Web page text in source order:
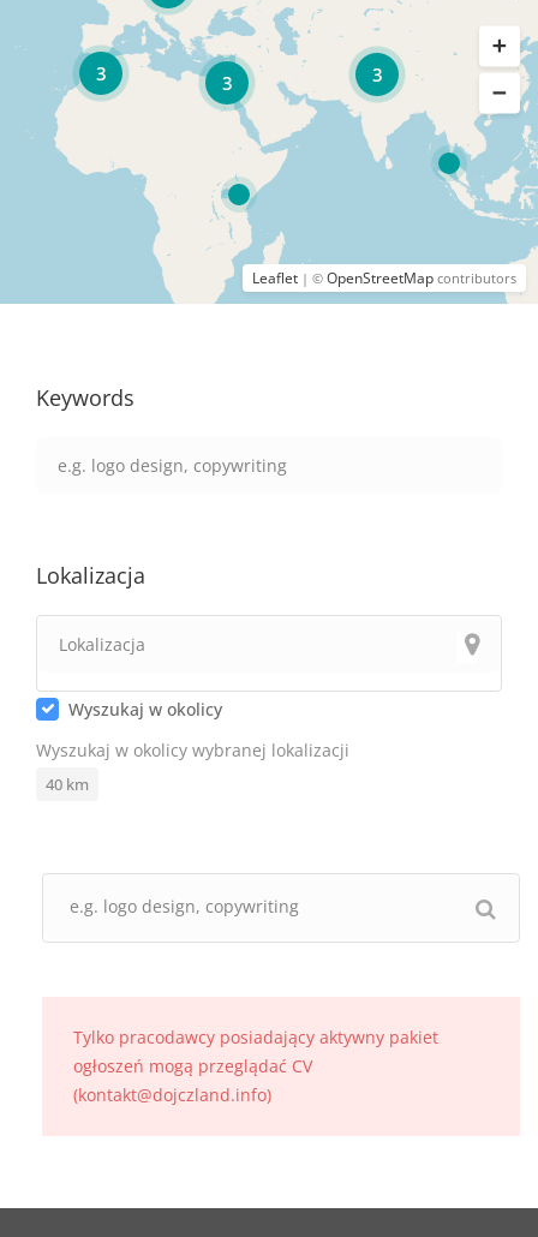
3
3
3
Leaflet | © OpenStreetMap contributors
Keywords
Lokalizacja
Wyszukaj w okolicy
Wyszukaj w okolicy wybranej lokalizacji
40 km
Tylko pracodawcy posiadający aktywny pakiet
ogłoszeń mogą przeglądać CV
(kontakt@dojczland.info)